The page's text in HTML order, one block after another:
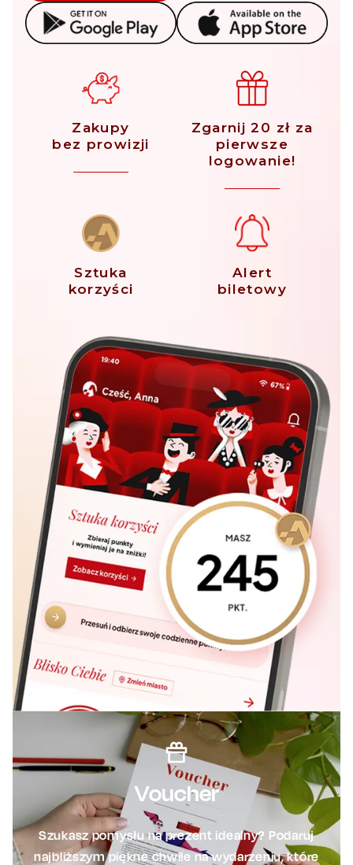
Zakupy
bez prowizji
Zgarnij 20 zł za
pierwsze
logowanie!
Sztuka
korzyści
Alert
biletowy
Voucher
Szukasz pomysłu na prezent idealny? Podaruj
najbliższym piękne chwile na wydarzeniu, które